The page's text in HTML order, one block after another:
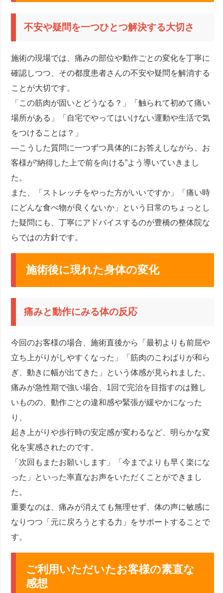
不安や疑問を一つひとつ解決する大切さ
施術の現場では、痛みの部位や動作ごとの変化を丁寧に
確認しつつ、その都度患者さんの不安や疑問を解消する
ことが大切です。
「この筋肉が固いとどうなる？」「触られて初めて痛い
場所がある」「自宅でやってはいけない運動や生活で気
をつけることは？」
—こうした質問に一つずつ具体的にお答えしながら、お
客様が“納得した上で前を向ける”よう導いていきまし
た。
また、「ストレッチをやった方がいいですか」「痛い時
にどんな食べ物が良くないか」という日常のちょっとし
た疑問にも、丁寧にアドバイスするのが豊橋の整体院な
らではの方針です。
施術後に現れた身体の変化
痛みと動作にみる体の反応
今回のお客様の場合、施術直後から「最初よりも前屈や
立ち上がりがしやすくなった」「筋肉のこわばりが和ら
ぎ、動きに幅が出てきた」という体感が見られました。
痛みが急性期で強い場合、1回で完治を目指すのは難し
いものの、動作ごとの違和感や緊張が緩やかになった
り、
起き上がりや歩行時の安定感が変わるなど、明らかな変
化を実感されたのです。
「次回もまたお願いします」「今までよりも早く楽にな
った」といった率直なお声をいただくことができまし
た。
重要なのは、痛みが消えても無理せず、体の声に敏感に
なりつつ「元に戻ろうとする力」をサポートすることで
す。
ご利用いただいたお客様の素直な
感想